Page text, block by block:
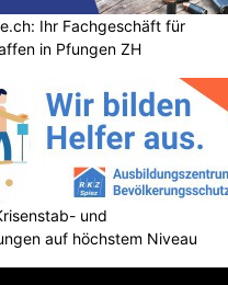
Ihr Fachgeschäft für
in Pfungen ZH
und
auf höchstem Niveau